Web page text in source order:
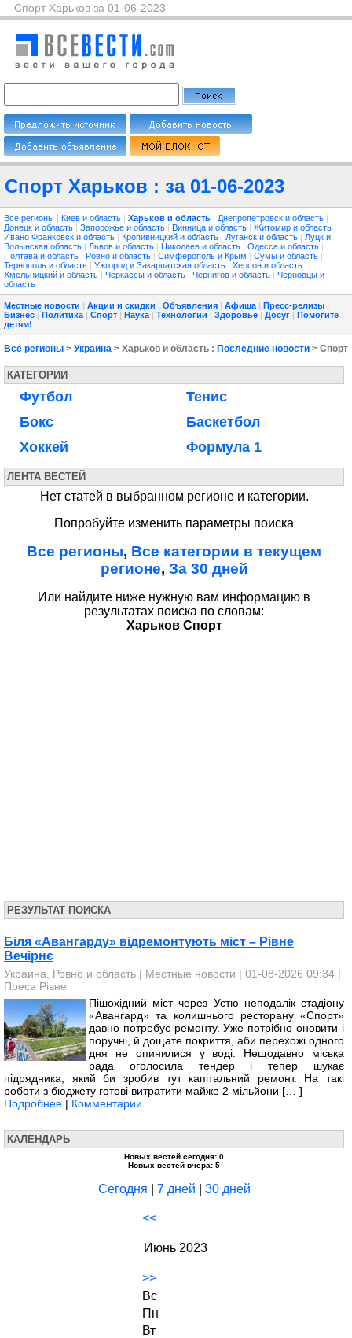
Спорт Харьков за 01-06-2023
Спорт Харьков : за 01-06-2023
Все регионы | Киев и область | Харьков и область | Днепропетровск и область |
Донецк и область | Запорожье и область | Винница и область | Житомир и область |
Ивано Франковск и область | Кропивницкий и область | Луганск и область | Луцк и
Волынская область | Львов и область | Николаев и область | Одесса и область |
Полтава и область | Ровно и область | Симферополь и Крым | Сумы и область |
Тернополь и область | Ужгород и Закарпатская область | Херсон и область |
Хмельницкий и область | Черкассы и область | Чернигов и область | Черновцы и
область
Местные новости | Акции и скидки | Объявления | Афиша | Пресс-релизы |
Бизнес | Политика | Спорт | Наука | Технологии | Здоровье | Досуг | Помогите
детям!
Все регионы > Украина > Харьков и область : Последние новости > Спорт
КАТЕГОРИИ
Футбол
Бокс
Хоккей
Тенис
Баскетбол
Формула 1
ЛЕНТА ВЕСТЕЙ
Нет статей в выбранном регионе и категории.
Попробуйте изменить параметры поиска
Все регионы, Все категории в текущем
регионе, За 30 дней
Или найдите ниже нужную вам информацию в
результатах поиска по словам:
Харьков Спорт
РЕЗУЛЬТАТ ПОИСКА
Біля «Авангарду» відремонтують міст – Рівне
Вечірнє
Украина, Ровно и область | Местные новости | 01-08-2026 09:34 |
Преса Рівне
Пішохідний міст через Устю неподалік стадіону
«Авангард» та колишнього ресторану «Спорт»
давно потребує ремонту. Уже потрібно оновити і
поручні, й дощате покриття, аби перехожі одного
дня не опинилися у воді. Нещодавно міська
рада оголосила тендер і тепер шукає
підрядника, який би зробив тут капітальний ремонт. На такі
роботи з бюджету готові витратити майже 2 мільйони [… ]
Подробнее | Комментарии
КАЛЕНДАРЬ
Новых вестей сегодня: 0
Новых вестей вчера: 5
Сегодня 7 дней 30 дней
<<
Июнь 2023
>>
Вс
Пн
Вт